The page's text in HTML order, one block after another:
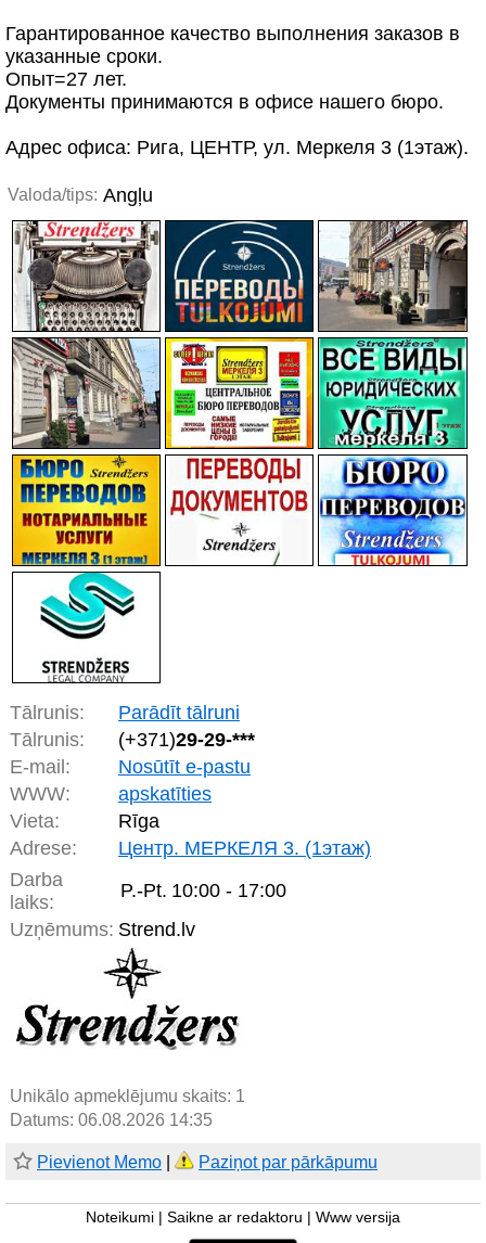
Гарантированное качество выполнения заказов в
указанные сроки.
Опыт=27 лет.
Документы принимаются в офисе нашего бюро.
Адрес офиса: Рига, ЦЕНТР, ул. Меркеля 3 (1этаж).
Valoda/tips: Angļu
Tālrunis:
Parādīt tālruni
Tālrunis:
(+371)29-29-***
E-mail:
Nosūtīt e-pastu
WWW:
apskatīties
Vieta:
Rīga
Adrese:
Центр. МЕРКЕЛЯ 3. (1этаж)
Darba
laiks:
P.-Pt. 10:00 - 17:00
Uzņēmums: Strend.lv
Unikālo apmeklējumu skaits: 1
Datums: 06.08.2026 14:35
Pievienot Memo Paziņot par pārkāpumu
Noteikumi Saikne ar redaktoru Www versija